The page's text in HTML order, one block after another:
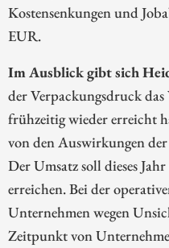
Kostensenkungen und
EUR.
Im Ausblick gibt sich
der Verpackungsdruck
frühzeitig wieder erreicht
von den Auswirkungen
Der Umsatz soll dieses
erreichen. Bei der
Unternehmen wegen
Zeitpunkt von